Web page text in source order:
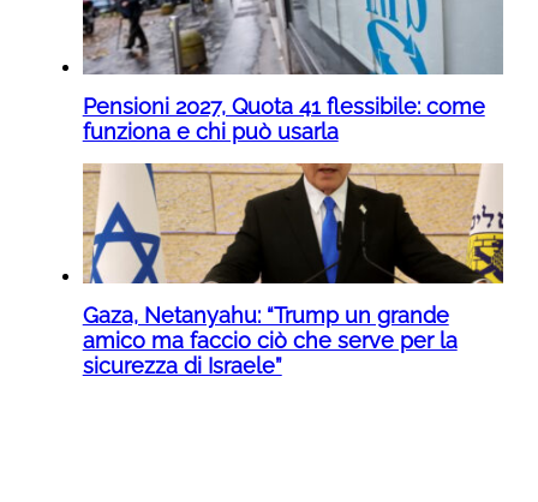
Pensioni 2027, Quota 41 flessibile: come
funziona e chi può usarla
Gaza, Netanyahu: “Trump un grande
amico ma faccio ciò che serve per la
sicurezza di Israele”